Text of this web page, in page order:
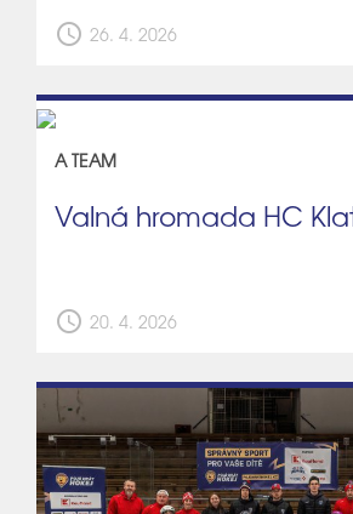
schedule 26. 4. 2026
A TEAM
Valná hromada HC
schedule 20. 4. 2026